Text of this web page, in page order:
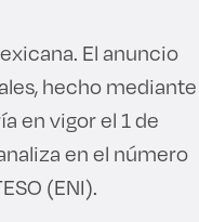
El anuncio
hecho mediante
en vigor el 1 de
en el número
(ENI).